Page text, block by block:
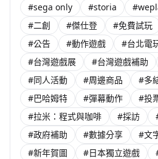
#sega only
#storia
#二創
#傑仕登 #免費試玩
#公告
#動作遊戲 #台北電
#台灣遊戲展
#台灣遊戲補助
#同人活動
#周邊商品 #多
#巴哈姆特
#彈幕動作 #投
#拉米：程式與咖啡
#採訪
#政府補助
#數據分享 #文
#新年賀圖
#日本獨立遊戲